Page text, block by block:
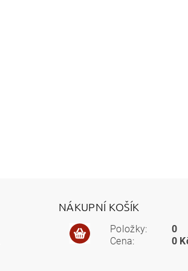
NÁKUPNÍ KOŠÍK
Položky:
Cena:
0
0